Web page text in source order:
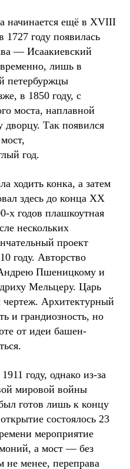
начинается ещё в XVIII
1727 году появилась
— Исаакиевский
лишь в
петербуржцы
в 1850 году, с
моста, наплавной
дворцу. Так появился
год.
ходить конка, а затем
здесь до конца XX
х годов плашкоутная
нескольких
проект
году. Авторство
Пшеницкому и
Мельцеру. Царь
Архитектурный
и грандиозность, но
от идеи башен-
году, однако из-за
мировой войны
готов лишь к концу
состоялось 23
мероприятие
а мост — без
не менее, переправа